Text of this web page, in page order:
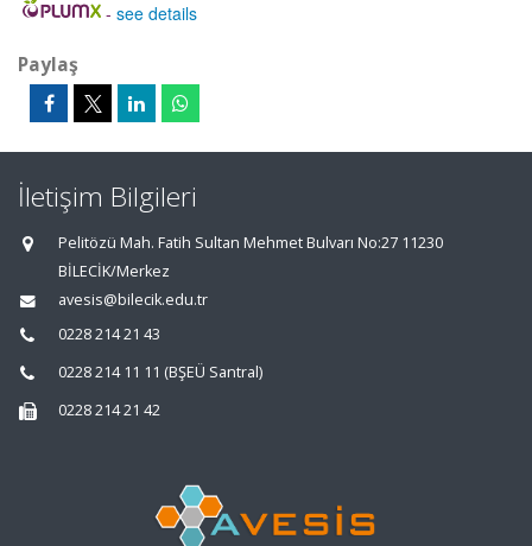
- see details
Paylaş
İletişim Bilgileri
Pelitözü Mah. Fatih Sultan Mehmet Bulvarı No:27 11230
BİLECİK/Merkez
avesis@bilecik.edu.tr
0228 214 21 43
0228 214 11 11 (BŞEÜ Santral)
0228 214 21 42